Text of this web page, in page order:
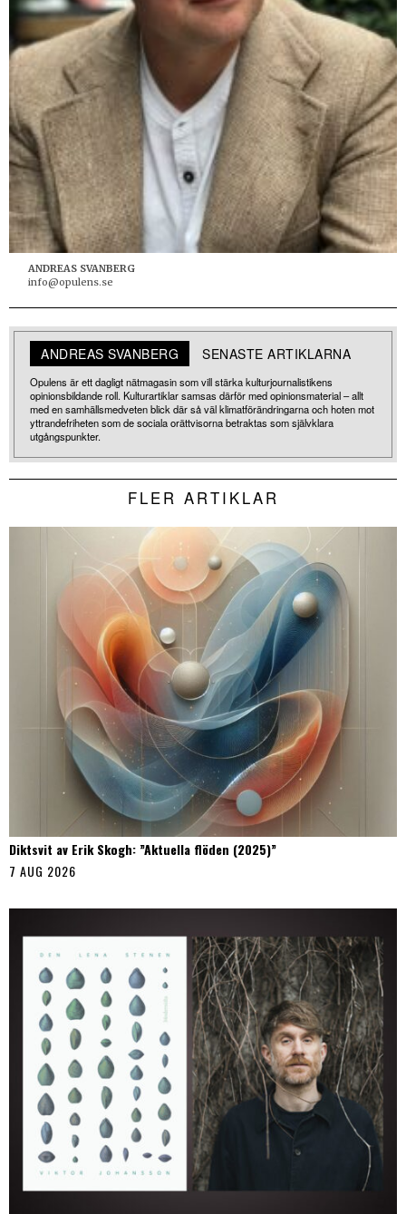
ANDREAS SVANBERG
info@opulens.se
ANDREAS SVANBERG SENASTE ARTIKLARNA
Opulens är ett dagligt nätmagasin som vill stärka kulturjournalistikens
opinionsbildande roll. Kulturartiklar samsas därför med opinionsmaterial – allt
med en samhällsmedveten blick där så väl klimatförändringarna och hoten mot
yttrandefriheten som de sociala orättvisorna betraktas som självklara
utgångspunkter.
FLER ARTIKLAR
Diktsvit av Erik Skogh: ”Aktuella flöden (2025)”
7 AUG 2026